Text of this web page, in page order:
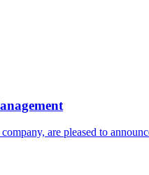
are pleased to